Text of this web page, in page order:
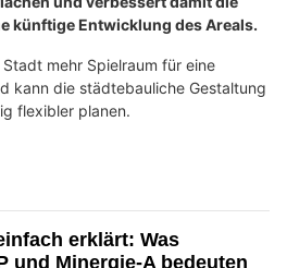
künftige Entwicklung des Areals.
mehr Spielraum für eine
kann die städtebauliche Gestaltung
flexibler planen.
erklärt: Was
und Minergie-A bedeuten